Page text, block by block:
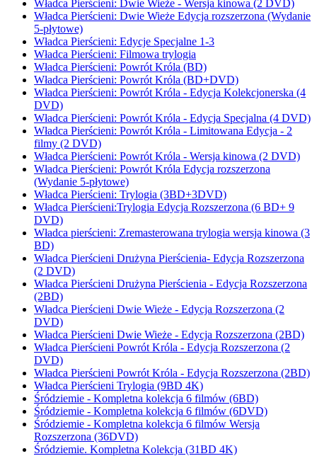
Władca Pierścieni: Dwie Wieże - Wersja kinowa (2 DVD)
Władca Pierścieni: Dwie Wieże Edycja rozszerzona (Wydanie
5-płytowe)
Władca Pierścieni: Edycje Specjalne 1-3
Władca Pierścieni: Filmowa trylogia
Władca Pierścieni: Powrót Króla (BD)
Władca Pierścieni: Powrót Króla (BD+DVD)
Władca Pierścieni: Powrót Króla - Edycja Kolekcjonerska (4
DVD)
Władca Pierścieni: Powrót Króla - Edycja Specjalna (4 DVD)
Władca Pierścieni: Powrót Króla - Limitowana Edycja - 2
filmy (2 DVD)
Władca Pierścieni: Powrót Króla - Wersja kinowa (2 DVD)
Władca Pierścieni: Powrót Króla Edycja rozszerzona
(Wydanie 5-płytowe)
Władca Pierścieni: Trylogia (3BD+3DVD)
Władca Pierścieni:Trylogia Edycja Rozszerzona (6 BD+ 9
DVD)
Władca pierścieni: Zremasterowana trylogia wersja kinowa (3
BD)
Władca Pierścieni Drużyna Pierścienia- Edycja Rozszerzona
(2 DVD)
Władca Pierścieni Drużyna Pierścienia - Edycja Rozszerzona
(2BD)
Władca Pierścieni Dwie Wieże - Edycja Rozszerzona (2
DVD)
Władca Pierścieni Dwie Wieże - Edycja Rozszerzona (2BD)
Władca Pierścieni Powrót Króla - Edycja Rozszerzona (2
DVD)
Władca Pierścieni Powrót Króla - Edycja Rozszerzona (2BD)
Władca Pierścieni Trylogia (9BD 4K)
Śródziemie - Kompletna kolekcja 6 filmów (6BD)
Śródziemie - Kompletna kolekcja 6 filmów (6DVD)
Śródziemie - Kompletna kolekcja 6 filmów Wersja
Rozszerzona (36DVD)
Śródziemie. Kompletna Kolekcja (31BD 4K)